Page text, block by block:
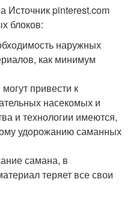
Источник pinterest.com
блоков:
наружных
как минимум
привести к
насекомых и
и технологии имеются,
удорожанию саманных
самана, в
теряет все свои